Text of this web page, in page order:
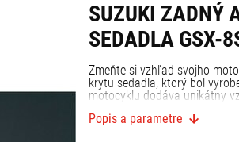
SUZUKI ZADNÝ
SEDADLA GSX-
Zmeňte si vzhľad svojho
krytu sedadla, ktorý bol
motocyklu dodáva unikátny
Popis a parametre